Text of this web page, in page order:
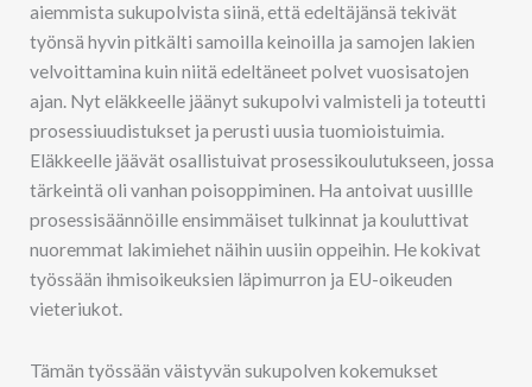
aiemmista sukupolvista siinä, että edeltäjänsä tekivät
työnsä hyvin pitkälti samoilla keinoilla ja samojen lakien
velvoittamina kuin niitä edeltäneet polvet vuosisatojen
ajan. Nyt eläkkeelle jäänyt sukupolvi valmisteli ja toteutti
prosessiuudistukset ja perusti uusia tuomioistuimia.
Eläkkeelle jäävät osallistuivat prosessikoulutukseen, jossa
tärkeintä oli vanhan poisoppiminen. Ha antoivat uusillle
prosessisäännöille ensimmäiset tulkinnat ja kouluttivat
nuoremmat lakimiehet näihin uusiin oppeihin. He kokivat
työssään ihmisoikeuksien läpimurron ja EU-oikeuden
vieteriukot.
Tämän työssään väistyvän sukupolven kokemukset